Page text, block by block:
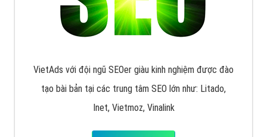
VietAds với đội ngũ SEOer giàu kinh nghiệm được đào
tạo bài bản tại các trung tâm SEO lớn như: Litado,
Inet, Vietmoz, Vinalink